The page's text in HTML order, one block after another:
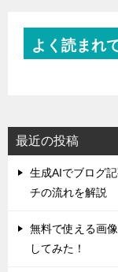
よく読まれ
最近の投稿
生成AIでブログ
チの流れを解説
無料で使える画
してみた！